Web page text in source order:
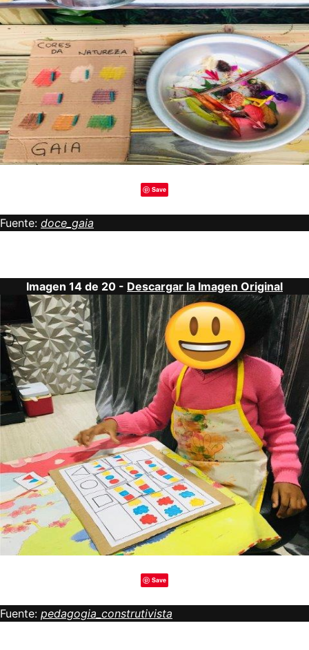
Save
Fuente: doce_gaia
Imagen 14 de 20 - Descargar la Imagen Original
Save
Fuente: pedagogia_construtivista